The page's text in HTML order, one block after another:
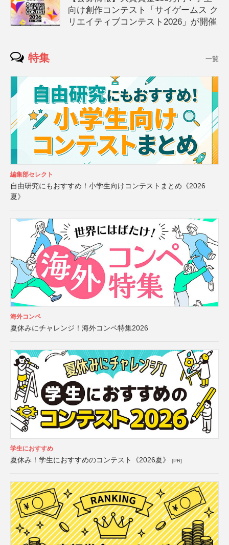
向け創作コンテスト「サイゲームス ク
リエイティブコンテスト2026」が開催
特集 一覧
編集部セレクト
自由研究にもおすすめ！小学生向けコンテストまとめ《2026
夏》
海外コンペ
夏休みにチャレンジ！海外コンペ特集2026
学生におすすめ
夏休み！学生におすすめのコンテスト《2026夏》 [PR]